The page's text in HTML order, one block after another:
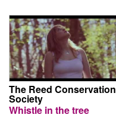
The Reed Conservation
Society
Whistle in the tree